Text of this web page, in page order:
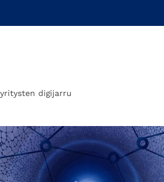
digijarru